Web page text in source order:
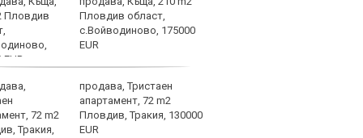
Пловдив област,
с.Войводиново, 175000
EUR
продава, Тристаен
апартамент, 72 m2
Пловдив, Тракия, 130000
EUR